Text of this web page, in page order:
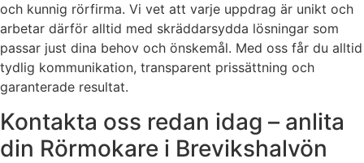
och kunnig rörfirma. Vi vet att varje uppdrag är unikt och
arbetar därför alltid med skräddarsydda lösningar som
passar just dina behov och önskemål. Med oss får du alltid
tydlig kommunikation, transparent prissättning och
garanterade resultat.
Kontakta oss redan idag – anlita
din Rörmokare i Brevikshalvön